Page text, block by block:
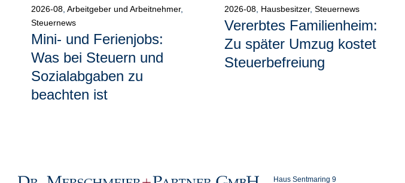
2026-08 Arbeitgeber und Arbeitnehmer,
Steuernews
Mini- und Ferienjobs:
Was bei Steuern und
Sozialabgaben zu
beachten ist
2026-08, Hausbesitzer, Steuernews
Vererbtes Familienheim:
Zu später Umzug kostet
Steuerbefreiung
Haus Sentmaring 9